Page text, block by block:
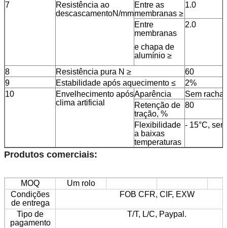
7
Resistência ao
descascamentoN/mm
Entre as
membranas ≥
1.0
Entre
membranas
e chapa de
alumínio ≥
2.0
8 Resistência pura N ≥
60
9
Estabilidade após aquecimento ≤
2%
10
Envelhecimento após
clima artificial
Aparência
Sem
Retenção de
tração, %
80
Flexibilidade
a baixas
temperaturas
- 15°C,
Produtos comerciais:
MOQ
Um rolo
Condições
de entrega
FOB CFR, CIF, EXW
Tipo de
pagamento
T/T, L/C, Paypal.